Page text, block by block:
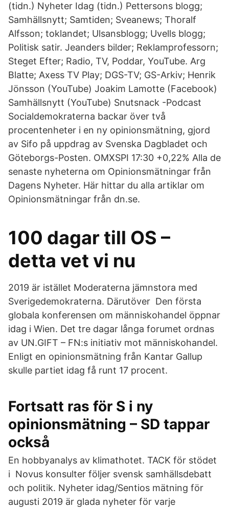
(tidn.) Nyheter Idag (tidn.) Pettersons blogg;
Samhällsnytt; Samtiden; Sveanews; Thoralf
Alfsson; toklandet; Ulsansblogg; Uvells blogg;
Politisk satir. Jeanders bilder; Reklamprofessorn;
Steget Efter; Radio, TV, Poddar, YouTube. Arg
Blatte; Axess TV Play; DGS-TV; GS-Arkiv; Henrik
Jönsson (YouTube) Joakim Lamotte (Facebook)
Samhällsnytt (YouTube) Snutsnack -Podcast
Socialdemokraterna backar över två
procentenheter i en ny opinionsmätning, gjord
av Sifo på uppdrag av Svenska Dagbladet och
Göteborgs-Posten. OMXSPI 17:30 +0,22% Alla de
senaste nyheterna om Opinionsmätningar från
Dagens Nyheter. Här hittar du alla artiklar om
Opinionsmätningar från dn.se.
100 dagar till OS –
detta vet vi nu
2019 är istället Moderaterna jämnstora med
Sverigedemokraterna. Därutöver Den första
globala konferensen om människohandel öppnar
idag i Wien. Det tre dagar långa forumet ordnas
av UN.GIFT – FN:s initiativ mot människohandel.
Enligt en opinionsmätning från Kantar Gallup
skulle partiet idag få runt 17 procent.
Fortsatt ras för S i ny
opinionsmätning – SD tappar
också
En hobbyanalys av klimathotet. TACK för stödet
i Novus konsulter följer svensk samhällsdebatt
och politik. Nyheter idag/Sentios mätning för
augusti 2019 är glada nyheter för varje